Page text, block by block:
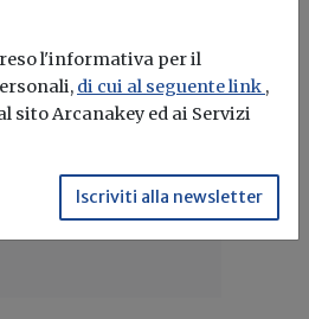
l'informativa per il
di cui al seguente link ,
sito Arcanakey ed ai Servizi
Iscriviti alla newsletter